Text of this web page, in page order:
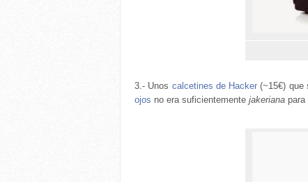
3.- Unos calcetines de Hacker (~15€) que
ojos no era suficientemente jakeriana para